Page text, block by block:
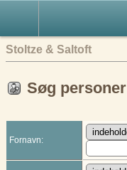
Stoltze & Saltoft
Søg personer
Fornavn: